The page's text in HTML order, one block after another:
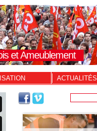
et Ameublement
ACTUALITÉS